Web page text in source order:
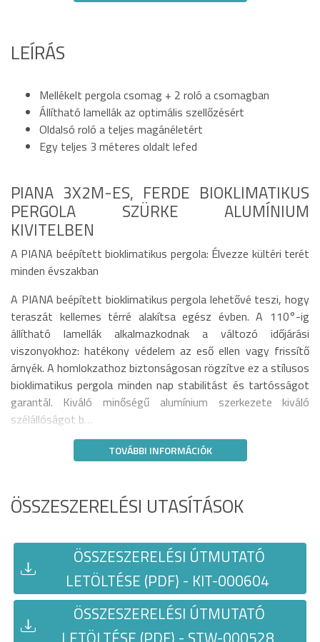
LEÍRÁS
Mellékelt pergola csomag + 2 roló a csomagban
Állítható lamellák az optimális szellőzésért
Oldalsó roló a teljes magánéletért
Egy teljes 3 méteres oldalt lefed
PIANA 3X2M-ES, FERDE BIOKLIMATIKUS
PERGOLA SZÜRKE ALUMÍNIUM
KIVITELBEN
A PIANA beépített bioklimatikus pergola: Élvezze kültéri terét
minden évszakban
A PIANA beépített bioklimatikus pergola lehetővé teszi, hogy
teraszát kellemes térré alakítsa egész évben. A 110°-ig
állítható lamellák alkalmazkodnak a változó időjárási
viszonyokhoz: hatékony védelem az eső ellen vagy frissítő
árnyék. A homlokzathoz biztonságosan rögzítve ez a stílusos
bioklimatikus pergola minden nap stabilitást és tartósságot
garantál. Kiváló minőségű alumínium szerkezete kiváló
szélállóságot b…
TOVÁBBI INFORMÁCIÓK
ÖSSZESZERELÉSI UTASÍTÁSOK
ÖSSZESZERELÉSI ÚTMUTATÓ
LETÖLTÉSE (PDF) - KIT-000604
ÖSSZESZERELÉSI ÚTMUTATÓ